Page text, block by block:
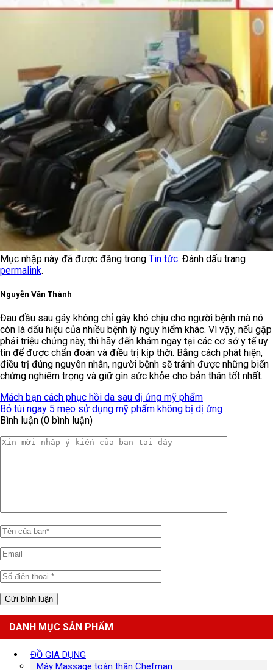
Mục nhập này đã được đăng trong Tin tức. Đánh dấu trang
permalink.
Nguyễn Văn Thành
Đau đầu sau gáy không chỉ gây khó chịu cho người bệnh mà nó
còn là dấu hiệu của nhiều bệnh lý nguy hiểm khác. Vì vậy, nếu gặp
phải triệu chứng này, thì hãy đến khám ngay tại các cơ sở y tế uy
tín để được chẩn đoán và điều trị kịp thời. Bằng cách phát hiện,
điều trị đúng nguyên nhân, người bệnh sẽ tránh được những biến
chứng nghiêm trọng và giữ gìn sức khỏe cho bản thân tốt nhất.
Mách bạn cách phục hồi da sau dị ứng mỹ phẩm
Bỏ túi ngay 5 mẹo sử dụng mỹ phẩm không bị dị ứng
Bình luận (0 bình luận)
DANH MỤC SẢN PHẨM
ĐỒ GIA DỤNG
Máy Massage toàn thân Chefman